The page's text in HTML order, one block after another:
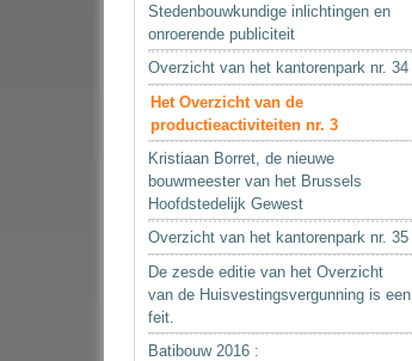
Stedenbouwkundige inlichtingen en
onroerende publiciteit
Overzicht van het kantorenpark nr. 34
Het Overzicht van de
productieactiviteiten nr. 3
Kristiaan Borret, de nieuwe
bouwmeester van het Brussels
Hoofdstedelijk Gewest
Overzicht van het kantorenpark nr. 35
De zesde editie van het Overzicht
van de Huisvestingsvergunning is een
feit.
Batibouw 2016 :